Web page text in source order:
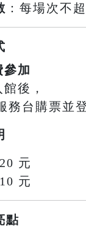
：每場次不
參加
後，
務台購票並
元
元
點